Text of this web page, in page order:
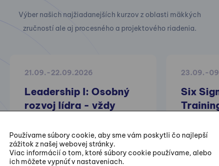
Výber našich najžiadanejších kurzov z oblasti mäkkých
zručností ale aj procesného a projektového riadenia.
21.09.-22.09.2026
Leadership I: Osobný
rozvoj lídra - vždy
23.09.-
Six
Praktické
Používame súbory cookie, aby sme vám poskytli čo najlepší
zážitok z našej webovej stránky.
Viac informácií o tom, ktoré súbory cookie používame, alebo
ich môžete vypnúť v nastaveniach.